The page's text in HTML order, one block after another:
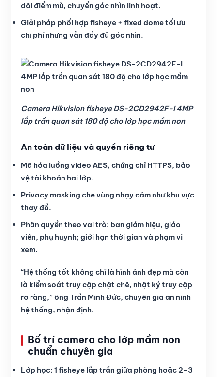
dõi điểm mù, chuyển góc nhìn linh hoạt.
Giải pháp phối hợp fisheye + fixed dome tối ưu
chi phí nhưng vẫn đầy đủ góc nhìn.
Camera Hikvision fisheye DS-2CD2942F-I 4MP
lắp trần quan sát 180 độ cho lớp học mầm non
An toàn dữ liệu và quyền riêng tư
Mã hóa luồng video AES, chứng chỉ HTTPS, bảo
vệ tài khoản hai lớp.
Privacy masking che vùng nhạy cảm như khu vực
thay đồ.
Phân quyền theo vai trò: ban giám hiệu, giáo
viên, phụ huynh; giới hạn thời gian và phạm vi
xem.
“Hệ thống tốt không chỉ là hình ảnh đẹp mà còn
là kiểm soát truy cập chặt chẽ, nhật ký truy cập
rõ ràng,” ông Trần Minh Đức, chuyên gia an ninh
hệ thống, nhận định.
Bố trí camera cho lớp mầm non
chuẩn chuyên gia
Lớp học: 1 fisheye lắp trần giữa phòng hoặc 2–3